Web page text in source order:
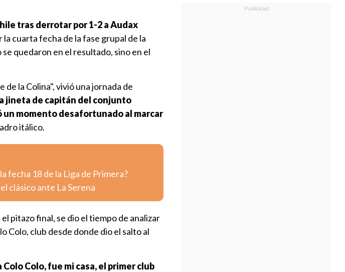
tras derrotar por 1-2 a Audax
cuarta fecha de la fase grupal de la
se quedaron en el resultado, sino en el
la Colina", vivió una jornada de
jineta de capitán del conjunto
momento desafortunado al marcar
itálico.
fecha 18 de la Liga de Primera?
clásico ante La Serena
pitazo final, se dio el tiempo de analizar
Colo, club desde donde dio el salto al
Colo Colo, fue mi casa, el primer club